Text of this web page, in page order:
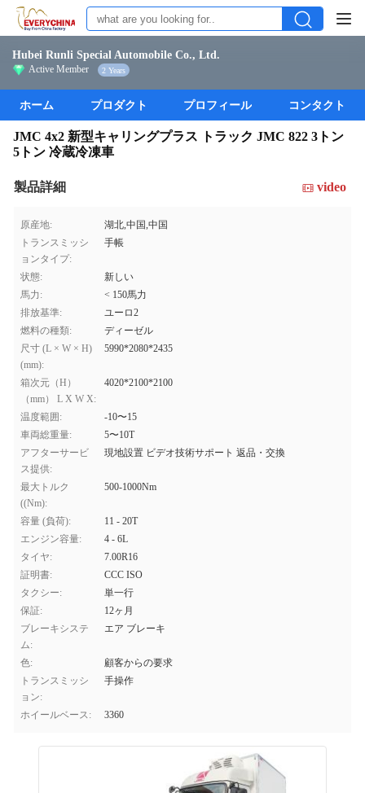
Hubei Runli Special Automobile Co., Ltd.
Active Member 2 Years
ホーム プロダクト プロフィール コンタクト
JMC 4x2 新型キャリングプラス トラック JMC 822 3トン
5トン 冷蔵冷凍車
製品詳細 video
原産地:
湖北,中国,中国
トランスミッシ
ョンタイプ:
手帳
状態:
新しい
馬力:
< 150馬力
排放基準:
ユーロ2
燃料の種類:
ディーゼル
尺寸 (L × W × H)
(mm):
5990*2080*2435
箱次元（H）
（mm） L X W X:
4020*2100*2100
温度範囲:
-10〜15
車両総重量:
5〜10T
アフターサービ
ス提供:
現地設置 ビデオ技術サポート 返品・交換
最大トルク
((Nm):
500-1000Nm
容量 (負荷):
11 - 20T
エンジン容量:
4 - 6L
タイヤ:
7.00R16
証明書:
CCC ISO
タクシー:
単一行
保証:
12ヶ月
ブレーキシステ
ム:
エア ブレーキ
色:
顧客からの要求
トランスミッシ
ョン:
手操作
ホイールベース: 3360